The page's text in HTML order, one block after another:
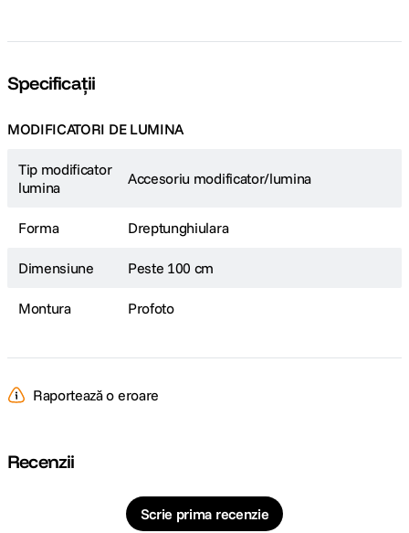
Specificații
MODIFICATORI DE LUMINA
Tip modificator
lumina
Accesoriu modificator/lumina
Forma Dreptunghiulara
Dimensiune Peste 100 cm
Montura Profoto
Raportează o eroare
Recenzii
Scrie prima recenzie